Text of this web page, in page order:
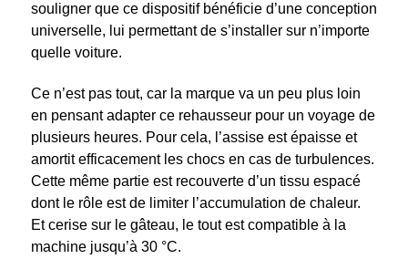
souligner que ce dispositif bénéficie d’une conception
universelle, lui permettant de s’installer sur n’importe
quelle voiture.
Ce n’est pas tout, car la marque va un peu plus loin
en pensant adapter ce rehausseur pour un voyage de
plusieurs heures. Pour cela, l’assise est épaisse et
amortit efficacement les chocs en cas de turbulences.
Cette même partie est recouverte d’un tissu espacé
dont le rôle est de limiter l’accumulation de chaleur.
Et cerise sur le gâteau, le tout est compatible à la
machine jusqu’à 30 °C.